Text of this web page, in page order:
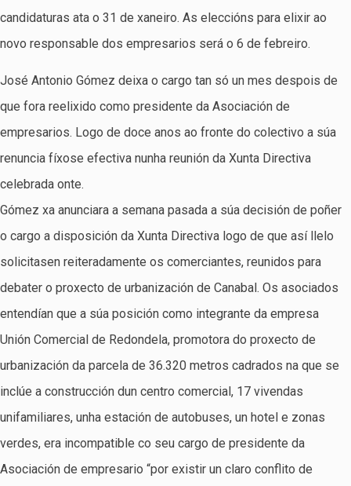
candidaturas ata o 31 de xaneiro. As eleccións para elixir ao
novo responsable dos empresarios será o 6 de febreiro.
José Antonio Gómez deixa o cargo tan só un mes despois de
que fora reelixido como presidente da Asociación de
empresarios. Logo de doce anos ao fronte do colectivo a súa
renuncia fíxose efectiva nunha reunión da Xunta Directiva
celebrada onte.
Gómez xa anunciara a semana pasada a súa decisión de poñer
o cargo a disposición da Xunta Directiva logo de que así llelo
solicitasen reiteradamente os comerciantes, reunidos para
debater o proxecto de urbanización de Canabal. Os asociados
entendían que a súa posición como integrante da empresa
Unión Comercial de Redondela, promotora do proxecto de
urbanización da parcela de 36.320 metros cadrados na que se
inclúe a construcción dun centro comercial, 17 vivendas
unifamiliares, unha estación de autobuses, un hotel e zonas
verdes, era incompatible co seu cargo de presidente da
Asociación de empresario “por existir un claro conflito de